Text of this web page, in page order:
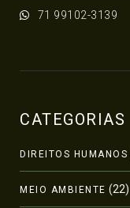
71 99102-3139
CATEGORIAS
DIREITOS HUMANOS
MEIO AMBIENTE (22)